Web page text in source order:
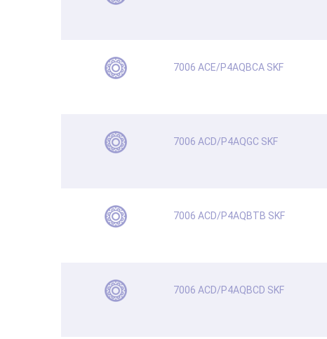
7006 ACE/P4AQBCA SKF
7006 ACD/P4AQGC SKF
7006 ACD/P4AQBTB SKF
7006 ACD/P4AQBCD SKF